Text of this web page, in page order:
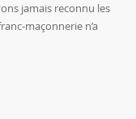
jamais reconnu les
maçonnerie n’a